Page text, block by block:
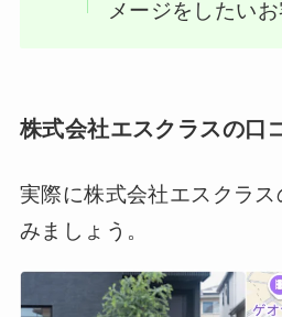
メージをしたい
株式会社エスクラスの口
実際に株式会社エスクラ
みましょう。